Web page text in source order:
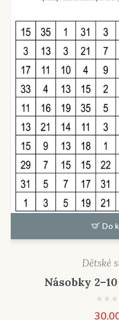
Do
Dětské
Násobky